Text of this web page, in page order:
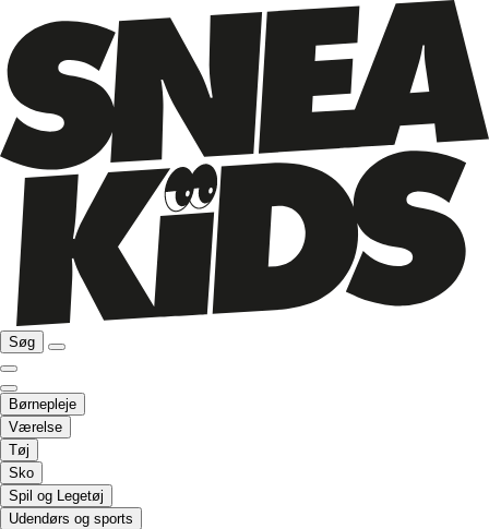
Søg
Børnepleje
Værelse
Tøj
Sko
Spil og Legetøj
Udendørs og sports